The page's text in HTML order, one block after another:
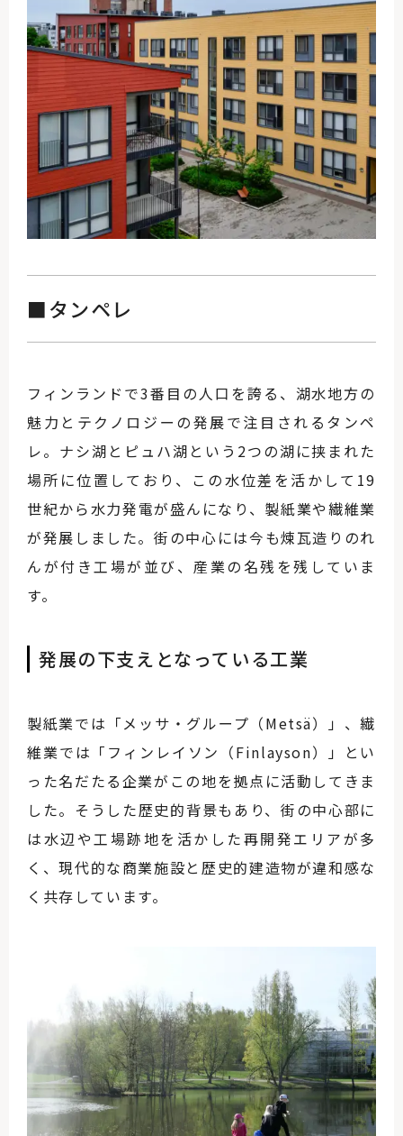
■タンペレ
フィンランドで3番目の人口を誇る、湖水地方の
魅力とテクノロジーの発展で注目されるタンペ
レ。ナシ湖とピュハ湖という2つの湖に挟まれた
場所に位置しており、この水位差を活かして19
世紀から水力発電が盛んになり、製紙業や繊維業
が発展しました。街の中心には今も煉瓦造りのれ
んが付き工場が並び、産業の名残を残していま
す。
発展の下支えとなっている工業
製紙業では「メッサ・グループ（Metsä）」、繊
維業では「フィンレイソン（Finlayson）」とい
った名だたる企業がこの地を拠点に活動してきま
した。そうした歴史的背景もあり、街の中心部に
は水辺や工場跡地を活かした再開発エリアが多
く、現代的な商業施設と歴史的建造物が違和感な
く共存しています。